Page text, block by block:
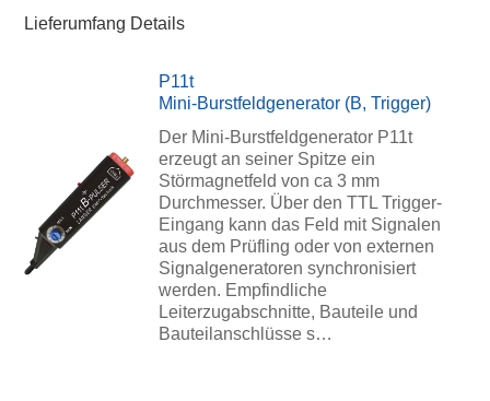
Lieferumfang Details
P11t
Mini-Burstfeldgenerator (B, Trigger)
Der Mini-Burstfeldgenerator P11t
erzeugt an seiner Spitze ein
Störmagnetfeld von ca 3 mm
Durchmesser. Über den TTL Trigger-
Eingang kann das Feld mit Signalen
aus dem Prüfling oder von externen
Signalgeneratoren synchronisiert
werden. Empfindliche
Leiterzugabschnitte, Bauteile und
Bauteilanschlüsse s…